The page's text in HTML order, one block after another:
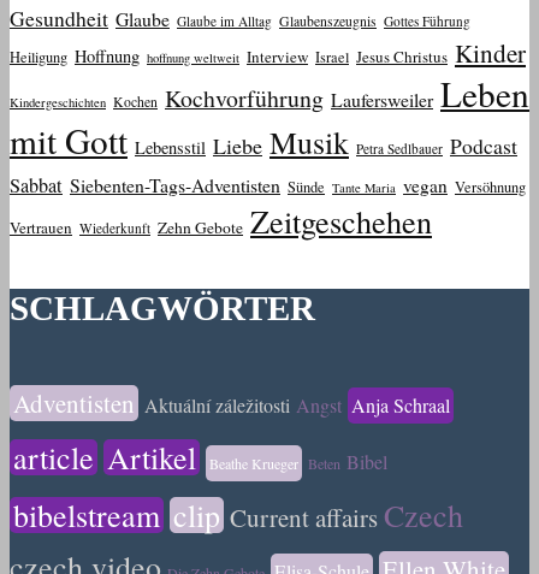
Gesundheit Glaube Glaube im Alltag Glaubenszeugnis Gottes Führung
Heiligung Hoffnung hoffnung weltweit Interview Israel Jesus Christus Kinder
Kindergeschichten Kochen Kochvorführung Laufersweiler Leben
mit Gott Lebensstil Liebe Musik Petra Sedlbauer Podcast
Sabbat Siebenten-Tags-Adventisten Sünde Tante Maria vegan Versöhnung
Vertrauen Wiederkunft Zehn Gebote Zeitgeschehen
SCHLAGWÖRTER
Adventisten Aktuální záležitosti Angst Anja Schraal
article Artikel Beathe Krueger Beten Bibel
bibelstream clip Current affairs Czech